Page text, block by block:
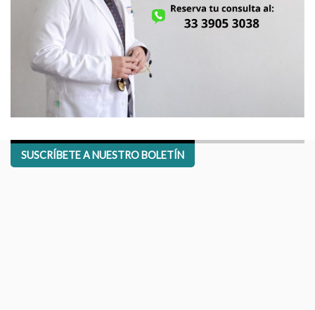
SUSCRÍBETE A NUESTRO BOLETÍN